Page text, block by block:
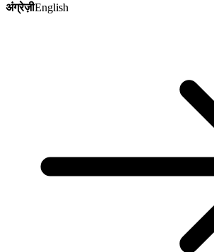
अंग्रेज़ीEnglish